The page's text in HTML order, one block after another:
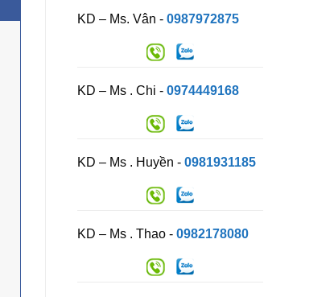
KD – Ms. Vân -0987972875
KD – Ms . Chi -0974449168
KD – Ms . Huyền -0981931185
KD – Ms . Thao -0982178080